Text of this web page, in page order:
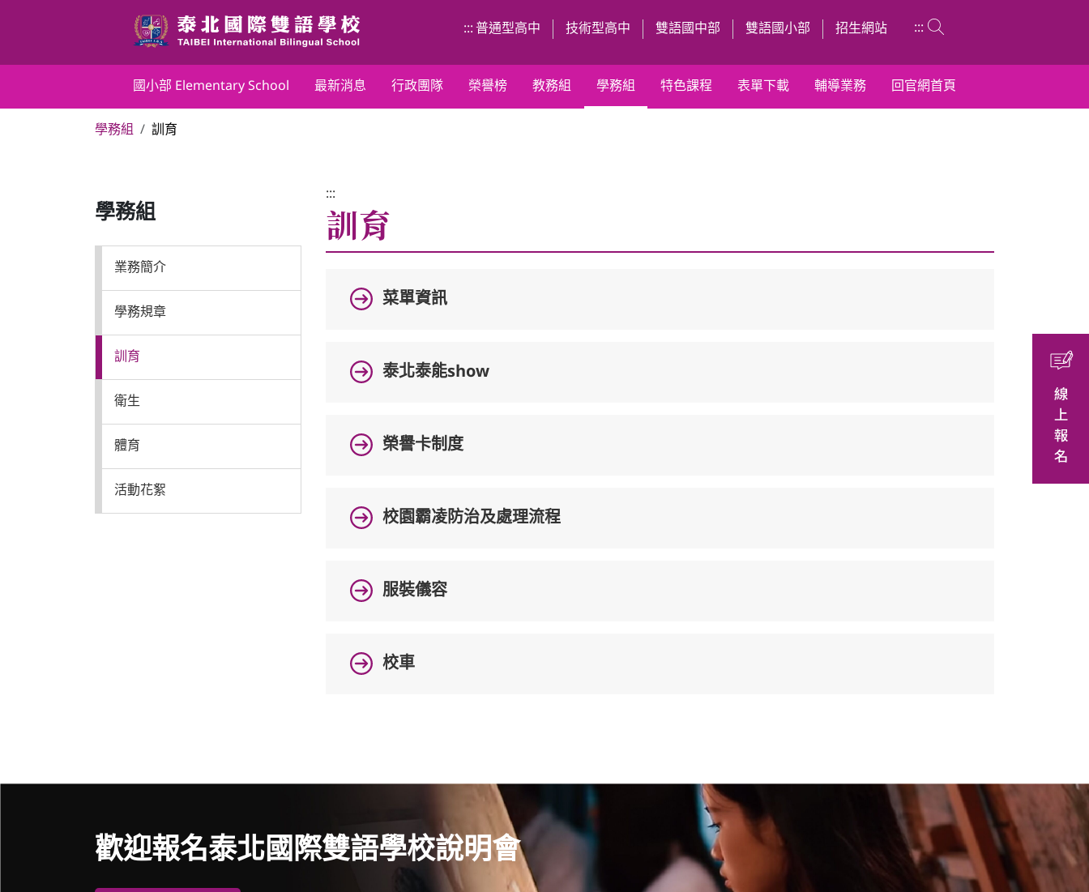
容
區
::: 普通型高中 技術型高中 雙語國中部 雙語國小部 招生網站 :::
國小部 Elementary School 最新消息 行政團隊 榮譽榜 教務組 學務組 特色課程 表單下載 輔導業務 回官網首頁
學務組 訓育
學務組
業務簡介
學務規章
訓育
衛生
體育
活動花絮
:::
訓育
菜單資訊
泰北泰能show
榮譽卡制度
校園霸凌防治及處理流程
服裝儀容
校車
歡迎報名泰北國際雙語學校說明會
國小部 Elementary School